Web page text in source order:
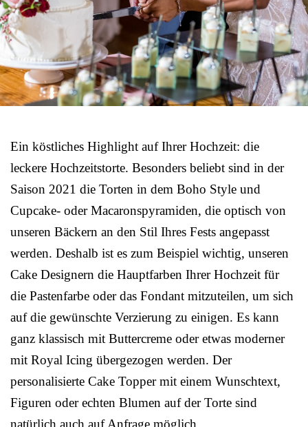
Ein köstliches Highlight auf Ihrer Hochzeit: die
leckere Hochzeitstorte. Besonders beliebt sind in der
Saison 2021 die Torten in dem Boho Style und
Cupcake- oder Macaronspyramiden, die optisch von
unseren Bäckern an den Stil Ihres Fests angepasst
werden. Deshalb ist es zum Beispiel wichtig, unseren
Cake Designern die Hauptfarben Ihrer Hochzeit für
die Pastenfarbe oder das Fondant mitzuteilen, um sich
auf die gewünschte Verzierung zu einigen. Es kann
ganz klassisch mit Buttercreme oder etwas moderner
mit Royal Icing übergezogen werden. Der
personalisierte Cake Topper mit einem Wunschtext,
Figuren oder echten Blumen auf der Torte sind